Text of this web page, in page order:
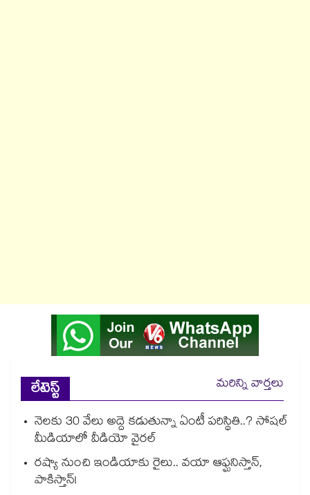
లేటెస్ట్
మరిన్ని వార్తలు
నెలకు 30 వేలు అద్దె కడుతున్నా ఏంటీ పరిస్థితి..? సోషల్
మీడియాలో వీడియో వైరల్
రష్యా నుంచి ఇండియాకు రైలు.. వయా ఆఫ్ఘనిస్తాన్,
పాకిస్తాన్!